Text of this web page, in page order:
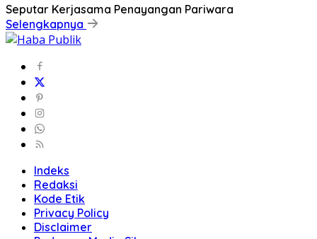
Seputar Kerjasama Penayangan Pariwara
Selengkapnya
Indeks
Redaksi
Kode Etik
Privacy Policy
Disclaimer